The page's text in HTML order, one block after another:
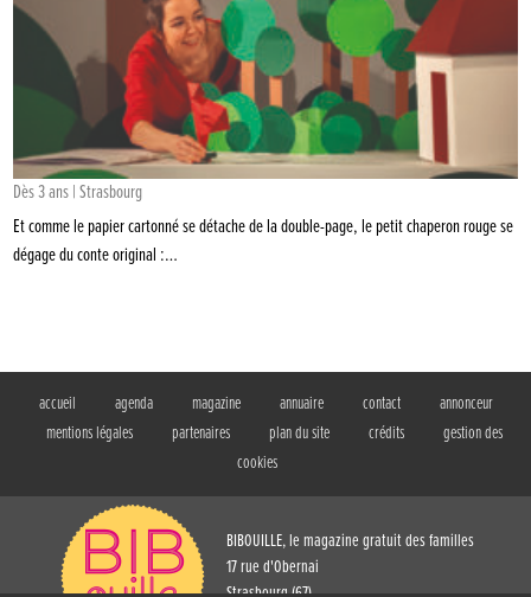
Dès 3 ans | Strasbourg
Et comme le papier cartonné se détache de la double-page, le petit chaperon rouge se
dégage du conte original :…
accueil agenda magazine annuaire contact
annonceur
mentions légales
partenaires plan du site crédits
gestion des
cookies
BIBOUILLE, le magazine gratuit des familles
17 rue d'Obernai